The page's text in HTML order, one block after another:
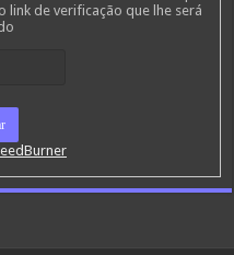
link de verificação que lhe será